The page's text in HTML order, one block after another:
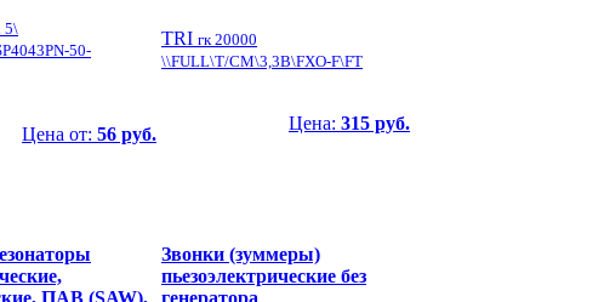
5\
50-
Цена от: 56 руб.
TRI гк 20000
\\FULL\T/CM\3,3В\FXO-F\FT
Цена: 315 руб.
ПАВ (SAW),
Звонки (зуммеры)
пьезоэлектрические без
генератора